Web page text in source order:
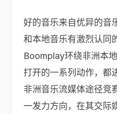
好的音乐来自优异的音
和本地音乐有激烈认同
Boomplay环绕非洲本
打开的一系列动作，都
非洲音乐流媒体途径竞
一发力方向，在其交际